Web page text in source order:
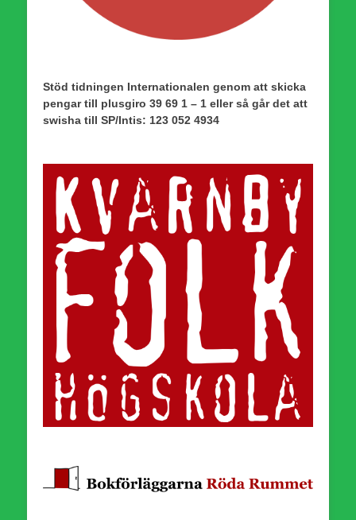
Stöd tidningen Internationalen genom att skicka
pengar till plusgiro 39 69 1 – 1 eller så går det att
swisha till SP/Intis: 123 052 4934